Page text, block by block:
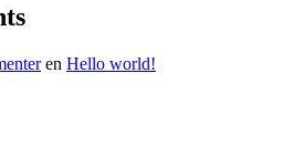
en Hello world!